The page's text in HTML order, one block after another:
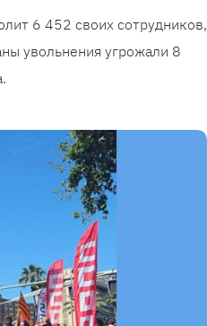
6 452 своих сотрудников,
увольнения угрожали 8